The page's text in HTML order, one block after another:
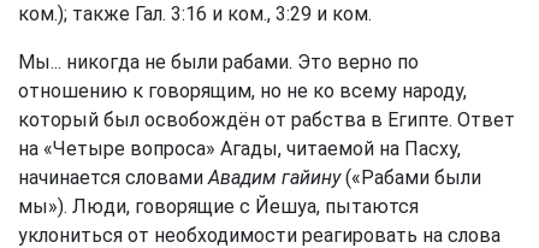
ком.); также Гал. 3:16 и ком., 3:29 и ком.
Мы... никогда не были рабами. Это верно по
отношению к говорящим, но не ко всему народу,
который был освобождён от рабства в Египте. Ответ
на «Четыре вопроса» Агады, читаемой на Пасху,
начинается словамиАвадим гайину(«Рабами были
мы»). Люди, говорящие с Йешуа, пытаются
уклониться от необходимости реагировать на слова